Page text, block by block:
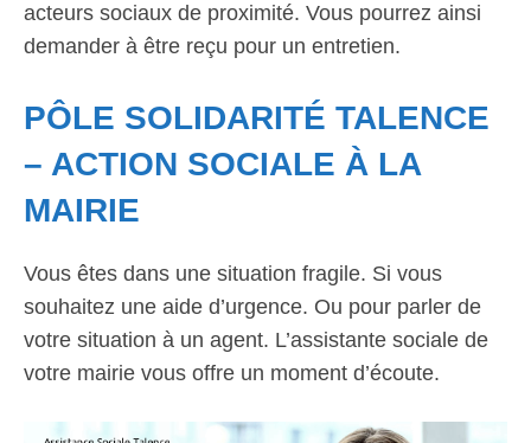
acteurs sociaux de proximité. Vous pourrez ainsi
demander à être reçu pour un entretien.
PÔLE SOLIDARITÉ TALENCE
– ACTION SOCIALE À LA
MAIRIE
Vous êtes dans une situation fragile. Si vous
souhaitez une aide d’urgence. Ou pour parler de
votre situation à un agent. L’assistante sociale de
votre mairie vous offre un moment d’écoute.